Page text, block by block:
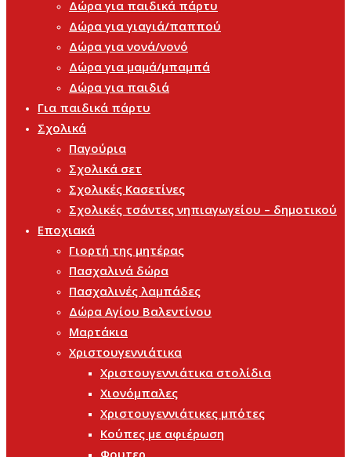
Δώρα για παιδικά πάρτυ
Δώρα για γιαγιά/παππού
Δώρα για νονά/νονό
Δώρα για μαμά/μπαμπά
Δώρα για παιδιά
Για παιδικά πάρτυ
Σχολικά
Παγούρια
Σχολικά σετ
Σχολικές Κασετίνες
Σχολικές τσάντες νηπιαγωγείου – δημοτικού
Εποχιακά
Γιορτή της μητέρας
Πασχαλινά δώρα
Πασχαλινές λαμπάδες
Δώρα Αγίου Βαλεντίνου
Μαρτάκια
Χριστουγεννιάτικα
Χριστουγεννιάτικα στολίδια
Χιονόμπαλες
Χριστουγεννιάτικες μπότες
Κούπες με αφιέρωση
Φουτερ